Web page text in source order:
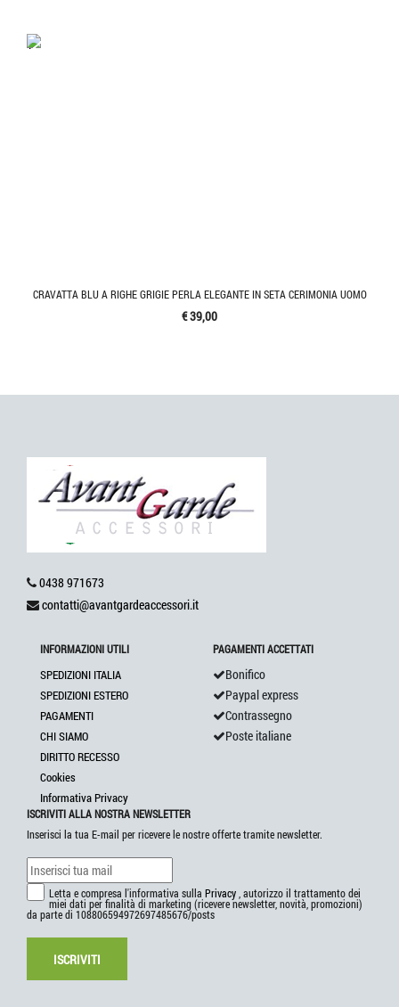
'.'
CRAVATTA BLU A RIGHE GRIGIE PERLA ELEGANTE IN SETA CERIMONIA UOMO
€ 39,00
0438 971673
contatti@avantgardeaccessori.it
INFORMAZIONI UTILI
SPEDIZIONI ITALIA
SPEDIZIONI ESTERO
PAGAMENTI
CHI SIAMO
DIRITTO RECESSO
Cookies
Informativa Privacy
PAGAMENTI ACCETTATI
Bonifico
Paypal express
Contrassegno
Poste italiane
ISCRIVITI ALLA NOSTRA NEWSLETTER
Inserisci la tua E-mail per ricevere le nostre offerte tramite newsletter.
Letta e compresa l'informativa sulla Privacy, autorizzo il trattamento dei
miei dati per finalità di marketing (ricevere newsletter, novità, promozioni)
da parte di 108806594972697485676/posts
ISCRIVITI